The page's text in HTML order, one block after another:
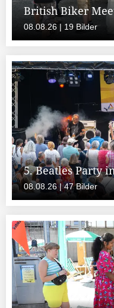
British Biker
08.08.26 | 19 Bilder
5. Beatles Party
08.08.26 | 47 Bilder